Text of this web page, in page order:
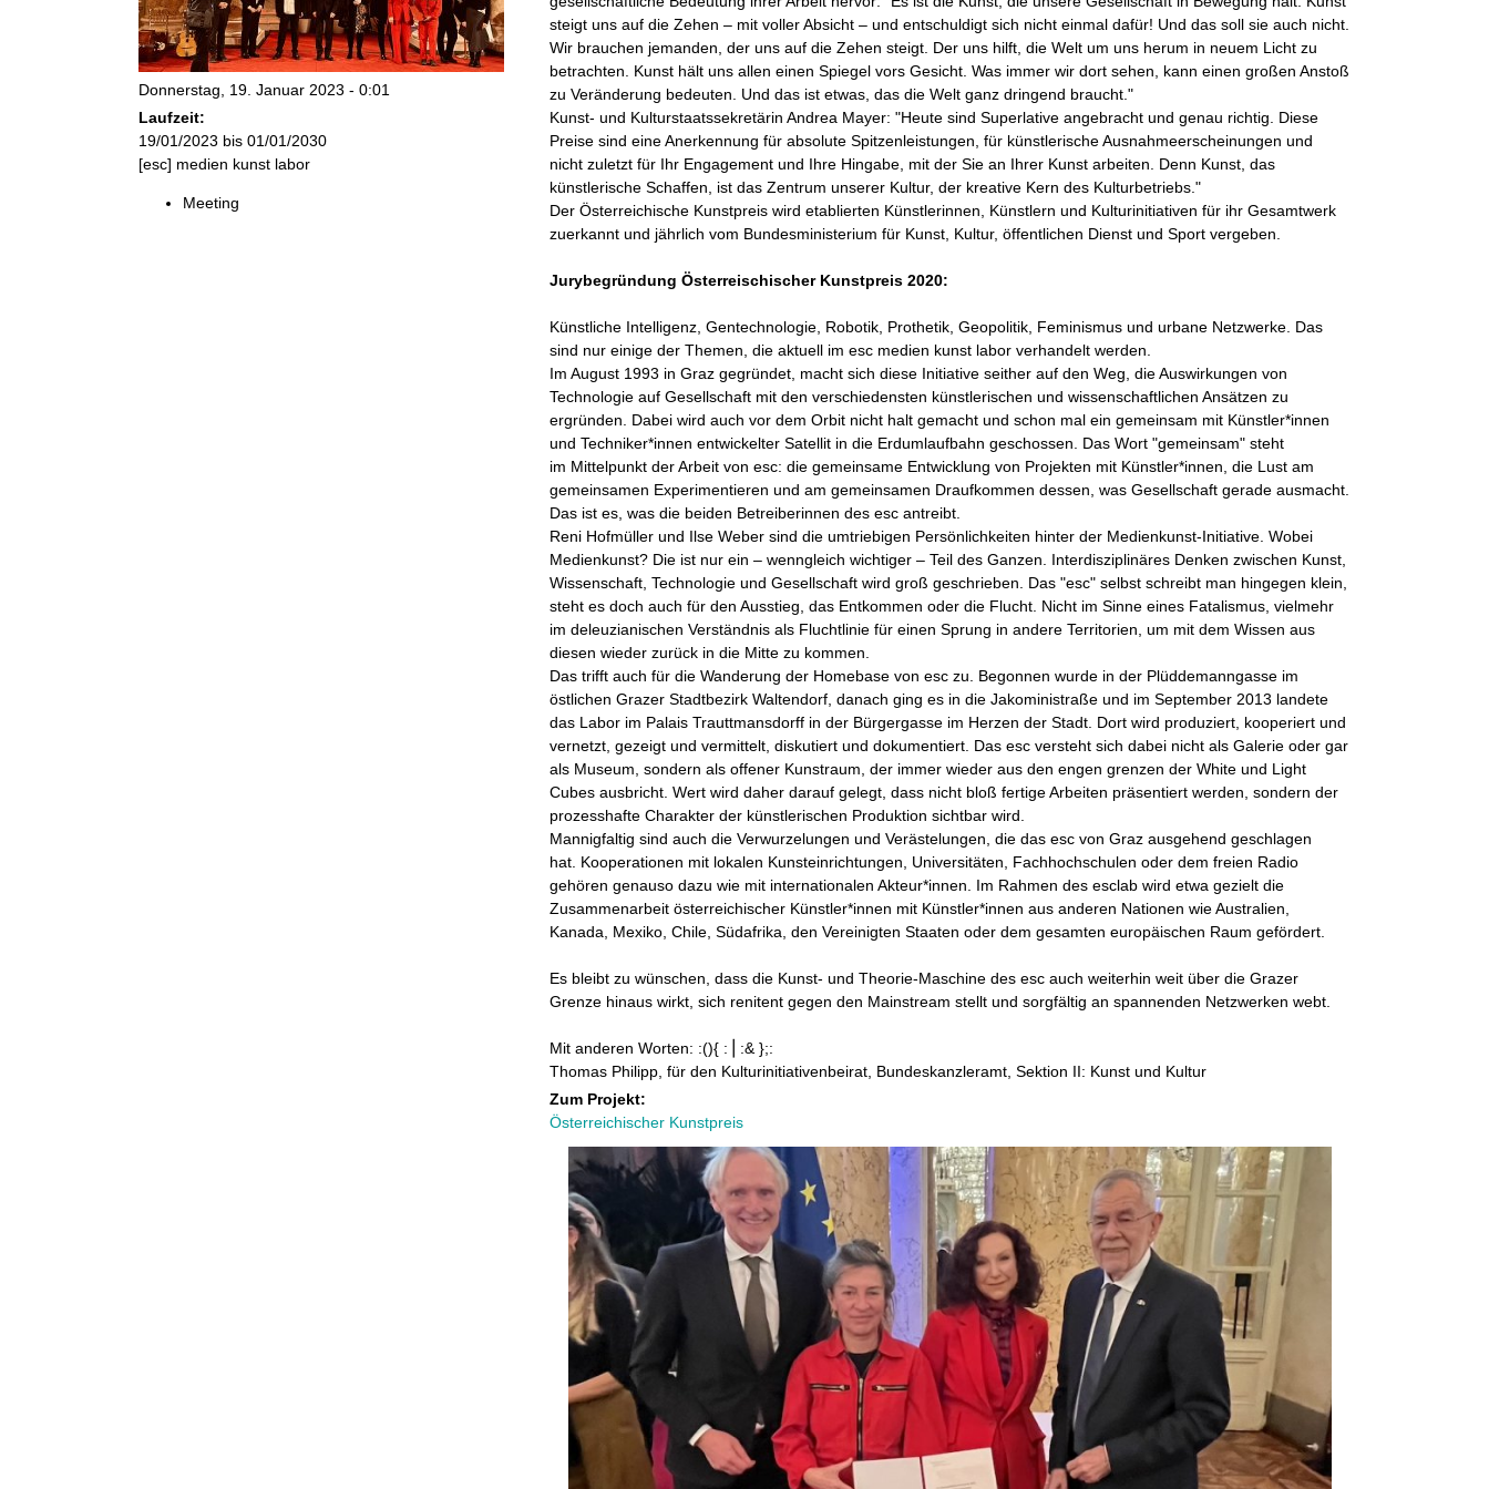
n
u
n
Donnerstag, 19. Januar 2023 - 0:01
Laufzeit:
19/01/2023 bis 01/01/2030
[esc] medien kunst labor
Meeting
steigt uns auf die Zehen – mit voller Absicht – und entschuldigt sich nicht einmal dafür! Und das soll sie auch nicht.
Wir brauchen jemanden, der uns auf die Zehen steigt. Der uns hilft, die Welt um uns herum in neuem Licht zu
betrachten. Kunst hält uns allen einen Spiegel vors Gesicht. Was immer wir dort sehen, kann einen großen Anstoß
zu Veränderung bedeuten. Und das ist etwas, das die Welt ganz dringend braucht."
Kunst- und Kulturstaatssekretärin Andrea Mayer: "Heute sind Superlative angebracht und genau richtig. Diese
Preise sind eine Anerkennung für absolute Spitzenleistungen, für künstlerische Ausnahmeerscheinungen und
nicht zuletzt für Ihr Engagement und Ihre Hingabe, mit der Sie an Ihrer Kunst arbeiten. Denn Kunst, das
künstlerische Schaffen, ist das Zentrum unserer Kultur, der kreative Kern des Kulturbetriebs."
Der Österreichische Kunstpreis wird etablierten Künstlerinnen, Künstlern und Kulturinitiativen für ihr Gesamtwerk
zuerkannt und jährlich vom Bundesministerium für Kunst, Kultur, öffentlichen Dienst und Sport vergeben.
Jurybegründung Österreischischer Kunstpreis 2020:
Künstliche Intelligenz, Gentechnologie, Robotik, Prothetik, Geopolitik, Feminismus und urbane Netzwerke. Das
sind nur einige der Themen, die aktuell im esc medien kunst labor verhandelt werden.
Im August 1993 in Graz gegründet, macht sich diese Initiative seither auf den Weg, die Auswirkungen von
Technologie auf Gesellschaft mit den verschiedensten künstlerischen und wissenschaftlichen Ansätzen zu
ergründen. Dabei wird auch vor dem Orbit nicht halt gemacht und schon mal ein gemeinsam mit Künstler*innen
und Techniker*innen entwickelter Satellit in die Erdumlaufbahn geschossen. Das Wort "gemeinsam" steht
im Mittelpunkt der Arbeit von esc: die gemeinsame Entwicklung von Projekten mit Künstler*innen, die Lust am
gemeinsamen Experimentieren und am gemeinsamen Draufkommen dessen, was Gesellschaft gerade ausmacht.
Das ist es, was die beiden Betreiberinnen des esc antreibt.
Reni Hofmüller und Ilse Weber sind die umtriebigen Persönlichkeiten hinter der Medienkunst-Initiative. Wobei
Medienkunst? Die ist nur ein – wenngleich wichtiger – Teil des Ganzen. Interdisziplinäres Denken zwischen Kunst,
Wissenschaft, Technologie und Gesellschaft wird groß geschrieben. Das "esc" selbst schreibt man hingegen klein,
steht es doch auch für den Ausstieg, das Entkommen oder die Flucht. Nicht im Sinne eines Fatalismus, vielmehr
im deleuzianischen Verständnis als Fluchtlinie für einen Sprung in andere Territorien, um mit dem Wissen aus
diesen wieder zurück in die Mitte zu kommen.
Das trifft auch für die Wanderung der Homebase von esc zu. Begonnen wurde in der Plüddemanngasse im
östlichen Grazer Stadtbezirk Waltendorf, danach ging es in die Jakoministraße und im September 2013 landete
das Labor im Palais Trauttmansdorff in der Bürgergasse im Herzen der Stadt. Dort wird produziert, kooperiert und
vernetzt, gezeigt und vermittelt, diskutiert und dokumentiert. Das esc versteht sich dabei nicht als Galerie oder gar
als Museum, sondern als offener Kunstraum, der immer wieder aus den engen grenzen der White und Light
Cubes ausbricht. Wert wird daher darauf gelegt, dass nicht bloß fertige Arbeiten präsentiert werden, sondern der
prozesshafte Charakter der künstlerischen Produktion sichtbar wird.
Mannigfaltig sind auch die Verwurzelungen und Verästelungen, die das esc von Graz ausgehend geschlagen
hat. Kooperationen mit lokalen Kunsteinrichtungen, Universitäten, Fachhochschulen oder dem freien Radio
gehören genauso dazu wie mit internationalen Akteur*innen. Im Rahmen des esclab wird etwa gezielt die
Zusammenarbeit österreichischer Künstler*innen mit Künstler*innen aus anderen Nationen wie Australien,
Kanada, Mexiko, Chile, Südafrika, den Vereinigten Staaten oder dem gesamten europäischen Raum gefördert.
Es bleibt zu wünschen, dass die Kunst- und Theorie-Maschine des esc auch weiterhin weit über die Grazer
Grenze hinaus wirkt, sich renitent gegen den Mainstream stellt und sorgfältig an spannenden Netzwerken webt.
Mit anderen Worten: :(){ :⎪:& };:
Thomas Philipp, für den Kulturinitiativenbeirat, Bundeskanzleramt, Sektion II: Kunst und Kultur
Zum Projekt:
Österreichischer Kunstpreis